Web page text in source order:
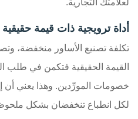
أداة ترويجية ذات قيمة حقيقية
تكلفة تصنيع الأساور منخفضة،
القيمة الحقيقية فتكمن في طلب
خصومات المورِّدين. وهذا يعني أن
لكل انطباع تنخفضان بشكل